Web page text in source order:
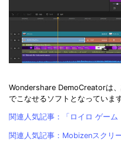
Wondershare DemoCreatorは
でこなせるソフトとなっています
関連人気記事：「ロイロ ゲー
関連人気記事：Mobizenスクリ